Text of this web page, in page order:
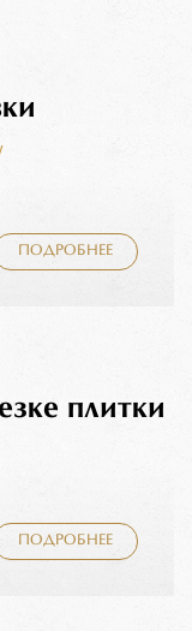
ПОДРОБНЕЕ
плитки
ПОДРОБНЕЕ